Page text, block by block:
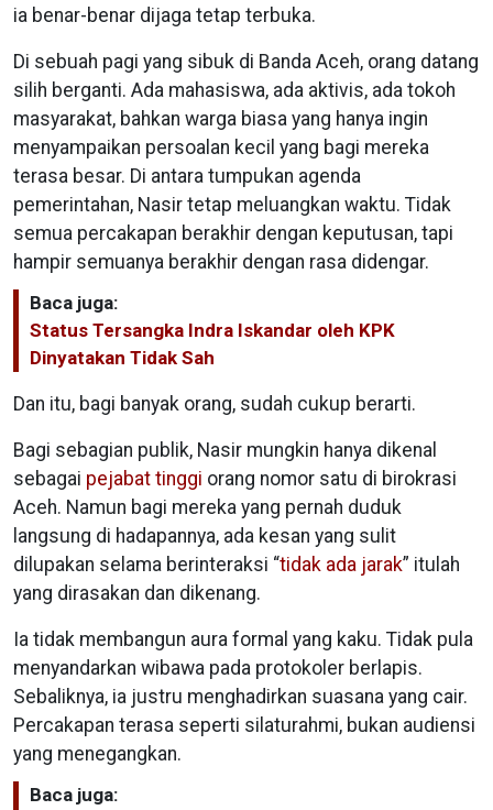
ia benar-benar dijaga tetap terbuka.
Di sebuah pagi yang sibuk di Banda Aceh, orang datang
silih berganti. Ada mahasiswa, ada aktivis, ada tokoh
masyarakat, bahkan warga biasa yang hanya ingin
menyampaikan persoalan kecil yang bagi mereka
terasa besar. Di antara tumpukan agenda
pemerintahan, Nasir tetap meluangkan waktu. Tidak
semua percakapan berakhir dengan keputusan, tapi
hampir semuanya berakhir dengan rasa didengar.
Baca juga:
Status Tersangka Indra Iskandar oleh KPK
Dinyatakan Tidak Sah
Dan itu, bagi banyak orang, sudah cukup berarti.
Bagi sebagian publik, Nasir mungkin hanya dikenal
sebagai pejabat tinggi orang nomor satu di birokrasi
Aceh. Namun bagi mereka yang pernah duduk
langsung di hadapannya, ada kesan yang sulit
dilupakan selama berinteraksi “tidak ada jarak” itulah
yang dirasakan dan dikenang.
Ia tidak membangun aura formal yang kaku. Tidak pula
menyandarkan wibawa pada protokoler berlapis.
Sebaliknya, ia justru menghadirkan suasana yang cair.
Percakapan terasa seperti silaturahmi, bukan audiensi
yang menegangkan.
Baca juga: